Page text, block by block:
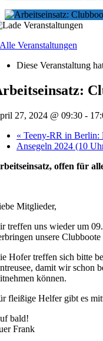
Veranstaltungen
Diese Veranstaltung
27, 2024 @ 09:30 -
« Teeny-RR in Berlin:
Ansegeln 2024 (10
offen für
Mitglieder,
treffen uns wieder um
unsere Clubboote
Hofer treffen sich bitte
damit wir schon
können.
fleißige Helfer gibt es
bald!
Frank